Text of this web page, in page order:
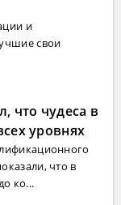
и
свои
что чудеса в
уровнях
что в
ко...